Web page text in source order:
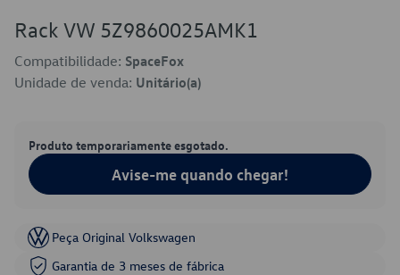
Rack VW 5Z9860025AMK1
Compatibilidade: SpaceFox
Unidade de venda: Unitário(a)
Produto temporariamente esgotado.
Avise-me quando chegar!
Peça Original Volkswagen
Garantia de 3 meses de fábrica